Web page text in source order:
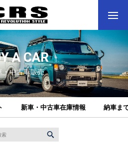
A CAR
・中古車販売
新車・中古車在庫情報 納車ま